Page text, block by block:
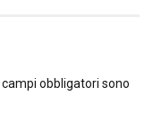
I campi obbligatori sono